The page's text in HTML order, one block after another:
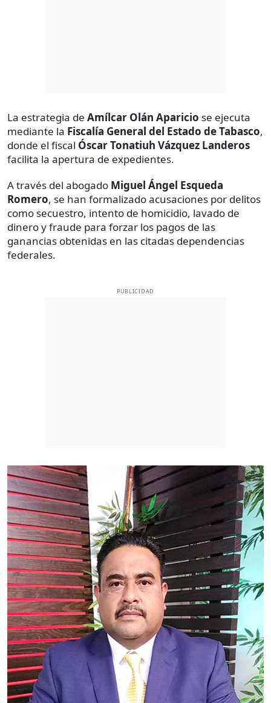
La estrategia de Amílcar Olán Aparicio se ejecuta
mediante la Fiscalía General del Estado de Tabasco,
donde el fiscal Óscar Tonatiuh Vázquez Landeros
facilita la apertura de expedientes.
A través del abogado Miguel Ángel Esqueda
Romero, se han formalizado acusaciones por delitos
como secuestro, intento de homicidio, lavado de
dinero y fraude para forzar los pagos de las
ganancias obtenidas en las citadas dependencias
federales.
PUBLICIDAD